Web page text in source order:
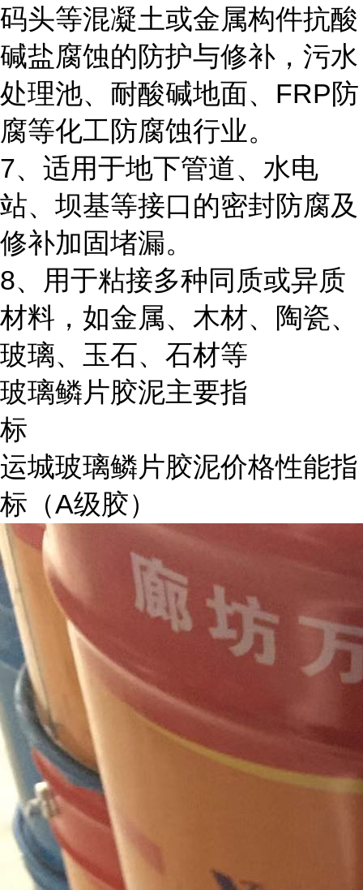
码头等混凝土或金属构件抗酸
碱盐腐蚀的防护与修补，污水
处理池、耐酸碱地面、FRP防
腐等化工防腐蚀行业。
7、适用于地下管道、水电
站、坝基等接口的密封防腐及
修补加固堵漏。
8、用于粘接多种同质或异质
材料，如金属、木材、陶瓷、
玻璃、玉石、石材等
玻璃鳞片胶泥主要指
标
运城玻璃鳞片胶泥价格性能指
标（A级胶）